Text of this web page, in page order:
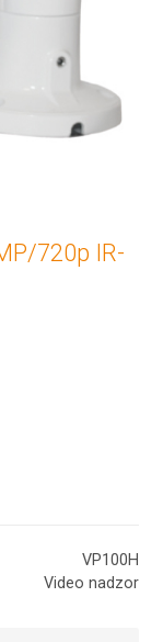
720p IR-
VP100H
Video nadzor